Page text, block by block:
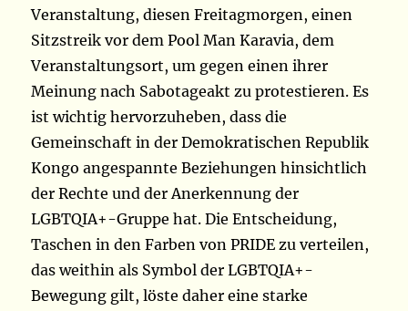
Veranstaltung, diesen Freitagmorgen, einen
Sitzstreik vor dem Pool Man Karavia, dem
Veranstaltungsort, um gegen einen ihrer
Meinung nach Sabotageakt zu protestieren. Es
ist wichtig hervorzuheben, dass die
Gemeinschaft in der Demokratischen Republik
Kongo angespannte Beziehungen hinsichtlich
der Rechte und der Anerkennung der
LGBTQIA+-Gruppe hat. Die Entscheidung,
Taschen in den Farben von PRIDE zu verteilen,
das weithin als Symbol der LGBTQIA+-
Bewegung gilt, löste daher eine starke